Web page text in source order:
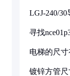
LGJ-240/
寻找
电梯的尺
镀锌方管